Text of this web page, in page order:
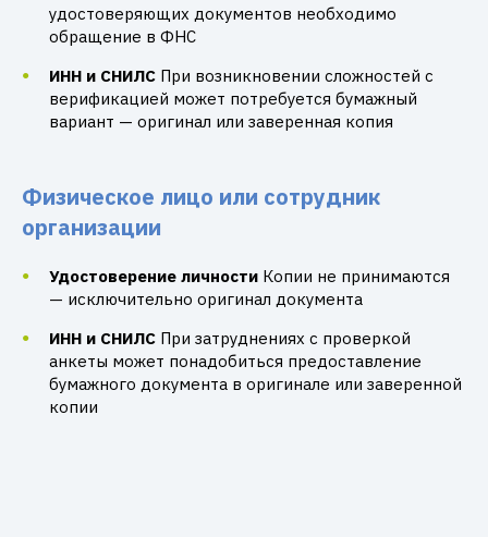
удостоверяющих документов необходимо
обращение в ФНС
ИНН и СНИЛС При возникновении сложностей с
верификацией может потребуется бумажный
вариант — оригинал или заверенная копия
Физическое лицо или сотрудник
организации
Удостоверение личности Копии не принимаются
— исключительно оригинал документа
ИНН и СНИЛС При затруднениях с проверкой
анкеты может понадобиться предоставление
бумажного документа в оригинале или заверенной
копии